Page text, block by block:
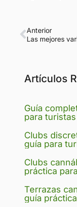
Anterior
Artículos
Guía
para
Clubs
guía para
Clubs
práctica
Terrazas
guía